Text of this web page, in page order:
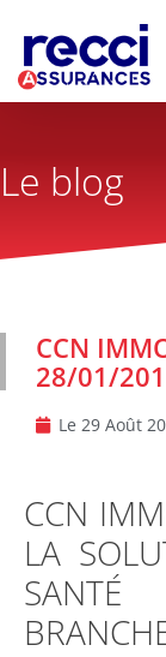
Le blog
CCN
28/01/
Le 29 Août
CCN
LA